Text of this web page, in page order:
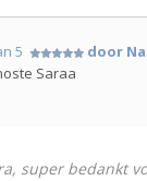
5 door
Saraa
super bedankt